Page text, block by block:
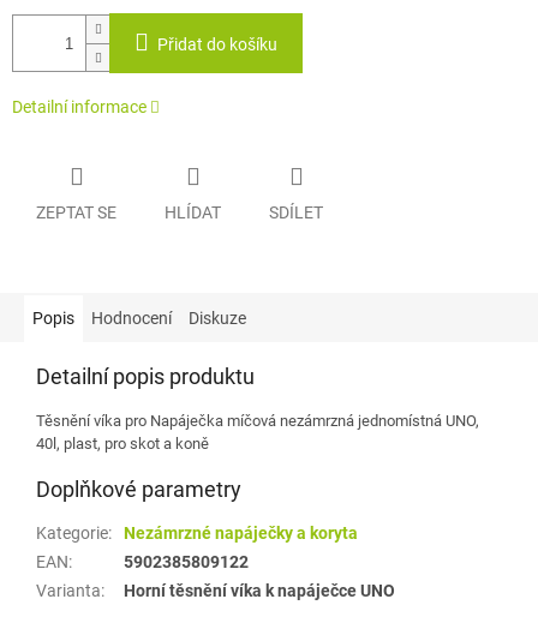
Přidat do košíku
Detailní informace
ZEPTAT SE HLÍDAT SDÍLET
Popis Hodnocení Diskuze
Detailní popis produktu
Těsnění víka pro Napáječka míčová nezámrzná jednomístná UNO,
40l, plast, pro skot a koně
Doplňkové parametry
Kategorie:
Nezámrzné napáječky a koryta
EAN:
5902385809122
Varianta: Horní těsnění víka k napáječce UNO